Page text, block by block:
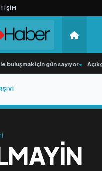
buluşmak için gün sayıyor•